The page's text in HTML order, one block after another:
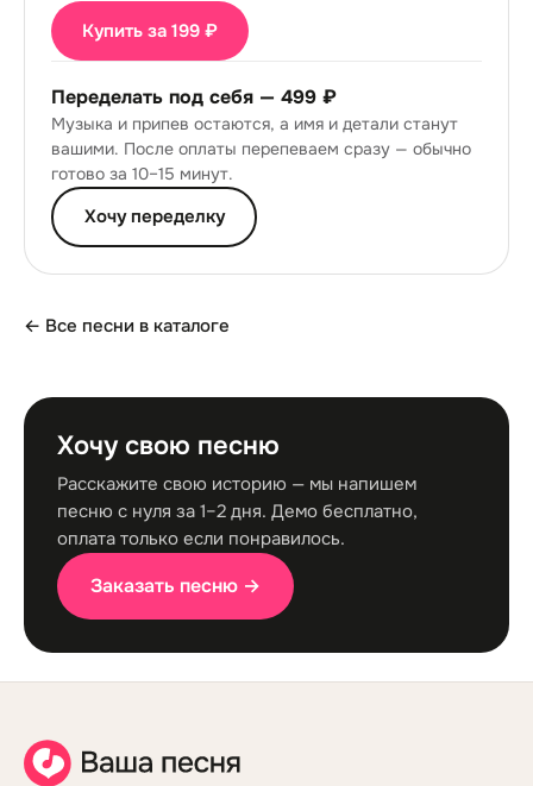
Купить за 199 ₽
Переделать под себя — 499 ₽
Музыка и припев остаются, а имя и детали станут
вашими. После оплаты перепеваем сразу — обычно
готово за 10–15 минут.
Хочу переделку
← Все песни в каталоге
Хочу свою песню
Расскажите свою историю — мы напишем
песню с нуля за 1–2 дня. Демо бесплатно,
оплата только если понравилось.
Заказать песню →